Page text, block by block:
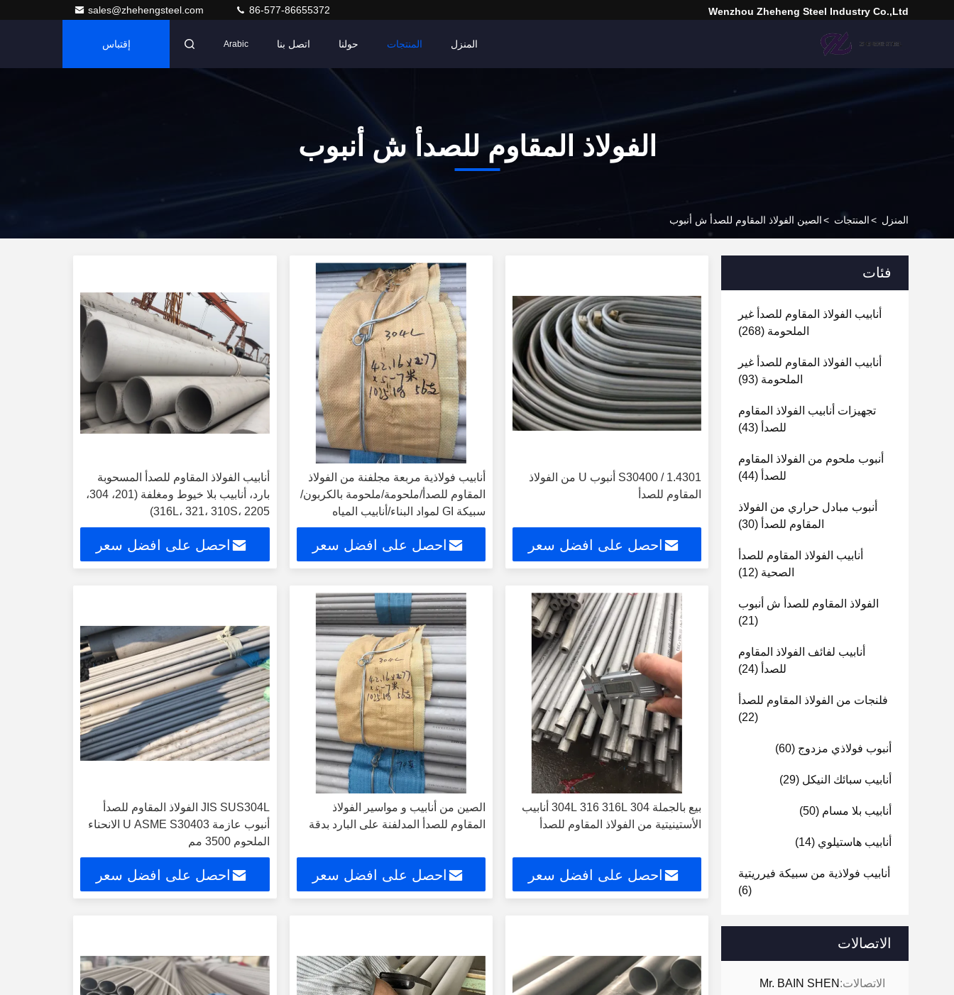
Wenzhou Zheheng Steel Industry Co.,Ltd
sales@zhehengsteel.com 86-577-86655372
المنزل المنتجات حولنا اتصل بنا Arabic إقتباس
الفولاذ المقاوم للصدأ ش أنبوب
المنزل >المنتجات >الصين الفولاذ المقاوم للصدأ ش أنبوب
فئات
أنابيب الفولاذ المقاوم للصدأ غير
الملحومة (268)
أنابيب الفولاذ المقاوم للصدأ غير
الملحومة (93)
تجهيزات أنابيب الفولاذ المقاوم
للصدأ (43)
أنبوب ملحوم من الفولاذ المقاوم
للصدأ (44)
أنبوب مبادل حراري من الفولاذ
المقاوم للصدأ (30)
أنابيب الفولاذ المقاوم للصدأ
الصحية (12)
الفولاذ المقاوم للصدأ ش أنبوب
(21)
أنابيب لفائف الفولاذ المقاوم
للصدأ (24)
فلنجات من الفولاذ المقاوم للصدأ
(22)
أنبوب فولاذي مزدوج (60)
أنابيب سبائك النيكل (29)
أنابيب بلا مسام (50)
أنابيب هاستيلوي (14)
أنابيب فولاذية من سبيكة فيرريتية
(6)
الاتصالات
الاتصالات: Mr. BAIN SHEN
S30400 / 1.4301 أنبوب U من الفولاذ
المقاوم للصدأ
احصل على افضل سعر
أنابيب فولاذية مربعة مجلفنة من الفولاذ
المقاوم للصدأ/ملحومة/ملحومة بالكربون/
سبيكة GI لمواد البناء/أنابيب المياه
احصل على افضل سعر
أنابيب الفولاذ المقاوم للصدأ المسحوبة
بارد، أنابيب بلا خيوط ومغلفة (201، 304،
316L، 321، 310S، 2205)
احصل على افضل سعر
بيع بالجملة 304 304L 316 316L أنابيب
الأستينيتية من الفولاذ المقاوم للصدأ
احصل على افضل سعر
الصين من أنابيب و مواسير الفولاذ
المقاوم للصدأ المدلفنة على البارد بدقة
احصل على افضل سعر
JIS SUS304L الفولاذ المقاوم للصدأ
أنبوب عازمة U ASME S30403 الانحناء
الملحوم 3500 مم
احصل على افضل سعر